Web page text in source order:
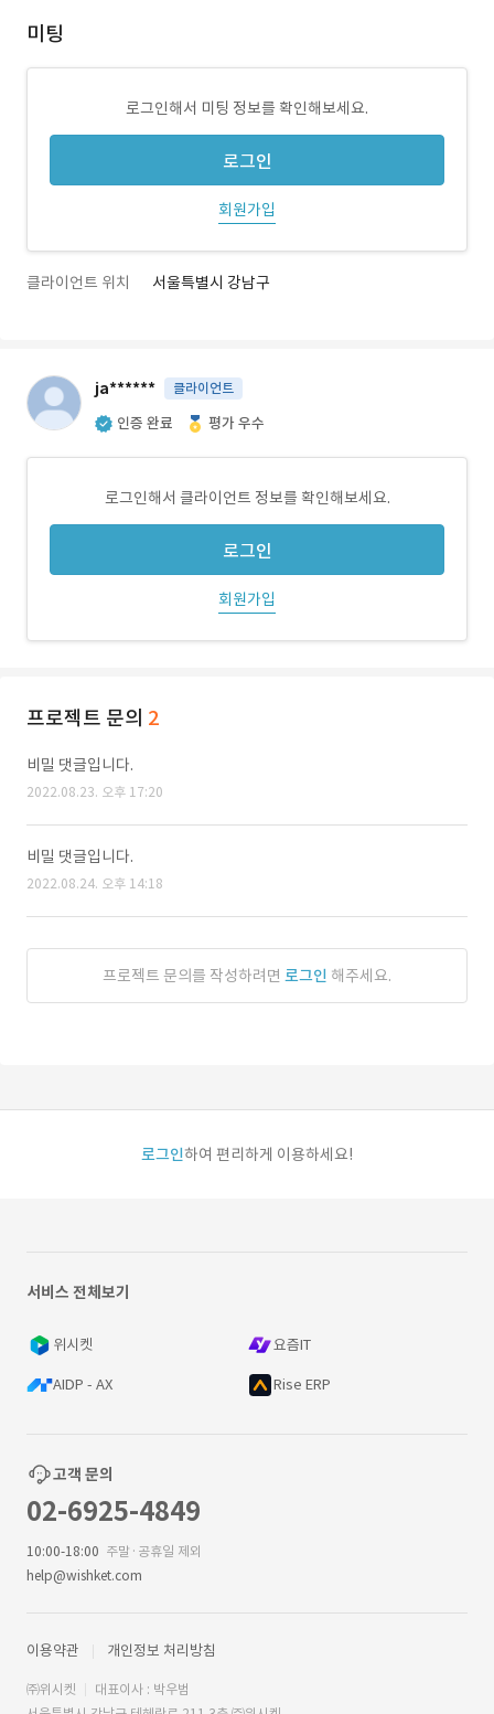
미팅
로그인해서 미팅 정보를 확인해보세요.
로그인
회원가입
클라이언트 위치 서울특별시 강남구
ja****** 클라이언트
인증 완료 평가 우수
로그인해서 클라이언트 정보를 확인해보세요.
로그인
회원가입
프로젝트 문의 2
비밀 댓글입니다.
2022.08.23. 오후 17:20
비밀 댓글입니다.
2022.08.24. 오후 14:18
프로젝트 문의를 작성하려면 로그인 해주세요.
로그인하여 편리하게 이용하세요!
서비스 전체보기
위시켓 요즘IT
AIDP - AX Rise ERP
고객 문의
02-6925-4849
10:00-18:00 주말·공휴일 제외
help@wishket.com
이용약관 개인정보 처리방침
㈜위시켓
대표이사 : 박우범